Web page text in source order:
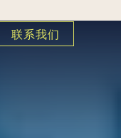
联系我们